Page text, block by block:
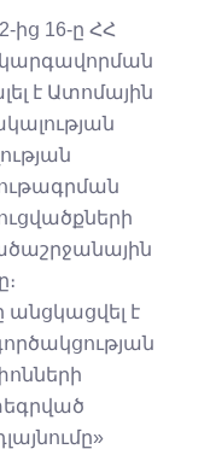
ից 16-ը ՀՀ
կարգավորման
է Ատոմային
է